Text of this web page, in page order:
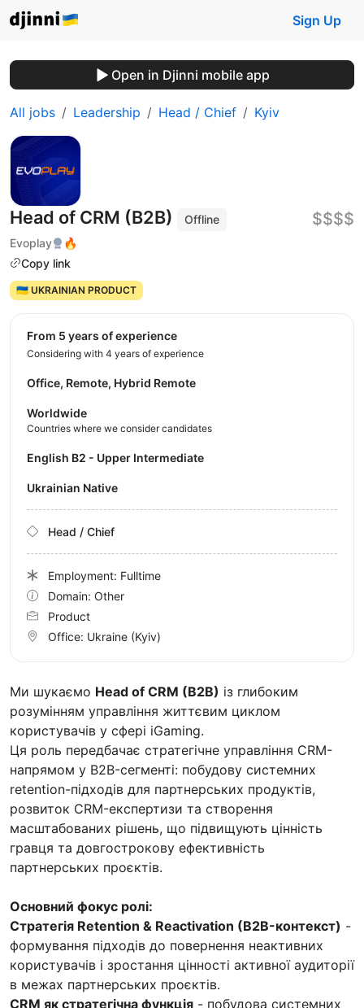
Sign Up
Open in Djinni mobile app
All jobs Leadership Head / Chief Kyiv
Head of CRM (B2B)
Offline
Evoplay
🔥
Copy link
$$$$
🇺🇦 UKRAINIAN PRODUCT
Ми шукаємо Head of CRM (B2B) із глибоким
розумінням управління життєвим циклом
користувачів у сфері iGaming.
Ця роль передбачає стратегічне управління CRM-
напрямом у B2B-сегменті: побудову системних
retention-підходів для партнерських продуктів,
розвиток CRM-експертизи та створення
масштабованих рішень, що підвищують цінність
гравця та довгострокову ефективність
партнерських проєктів.
Основний фокус ролі:
Стратегія Retention & Reactivation (B2B-контекст) -
формування підходів до повернення неактивних
користувачів і зростання цінності активної аудиторії
в межах партнерських проєктів.
CRM як стратегічна функція - побудова системних
from 5 years of experience
Considering with 4 years of experience
Office, Remote, Hybrid Remote
Worldwide
Countries where we consider candidates
English B2 - Upper Intermediate
Ukrainian Native
Head / Chief
Employment: Fulltime
Domain: Other
Product
Office: Ukraine (Kyiv)